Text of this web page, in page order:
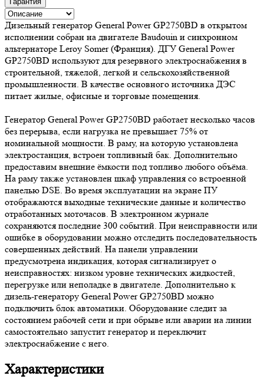
Дизельный генератор General Power GP2750BD в открытом
исполнении собран на двигателе Baudouin и синхронном
альтернаторе Leroy Somer (Франция). ДГУ General Power
GP2750BD используют для резервного электроснабжения в
строительной, тяжелой, легкой и сельскохозяйственной
промышленности. В качестве основного источника ДЭС
питает жилые, офисные и торговые помещения.
Генератор General Power GP2750BD работает несколько часов
без перерыва, если нагрузка не превышает 75% от
номинальной мощности. В раму, на которую установлена
электростанция, встроен топливный бак. Дополнительно
предоставим внешние ёмкости под топливо любого объёма.
На раму также установлен шкаф управления со встроенной
панелью DSE. Во время эксплуатации на экране ПУ
отображаются выходные технические данные и количество
отработанных моточасов. В электронном журнале
сохраняются последние 300 событий. При неисправности или
ошибке в оборудовании можно отследить последовательность
совершенных действий. На панели управлении
предусмотрена индикация, которая сигнализирует о
неисправностях: низком уровне технических жидкостей,
перегрузке или неполадке в двигателе. Дополнительно к
дизель-генератору General Power GP2750BD можно
подключить блок автоматики. Оборудование следит за
состоянием рабочей сети и при обрыве или аварии на линии
самостоятельно запустит генератор и переключит
электроснабжение с него.
Характеристики